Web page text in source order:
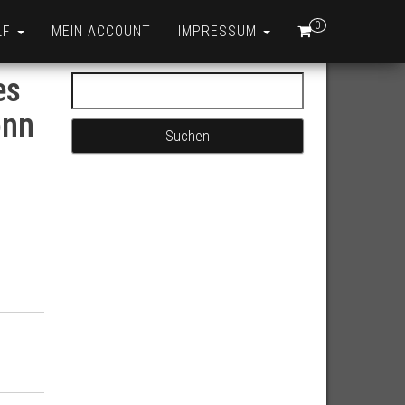
0
MEIN ACCOUNT IMPRESSUM